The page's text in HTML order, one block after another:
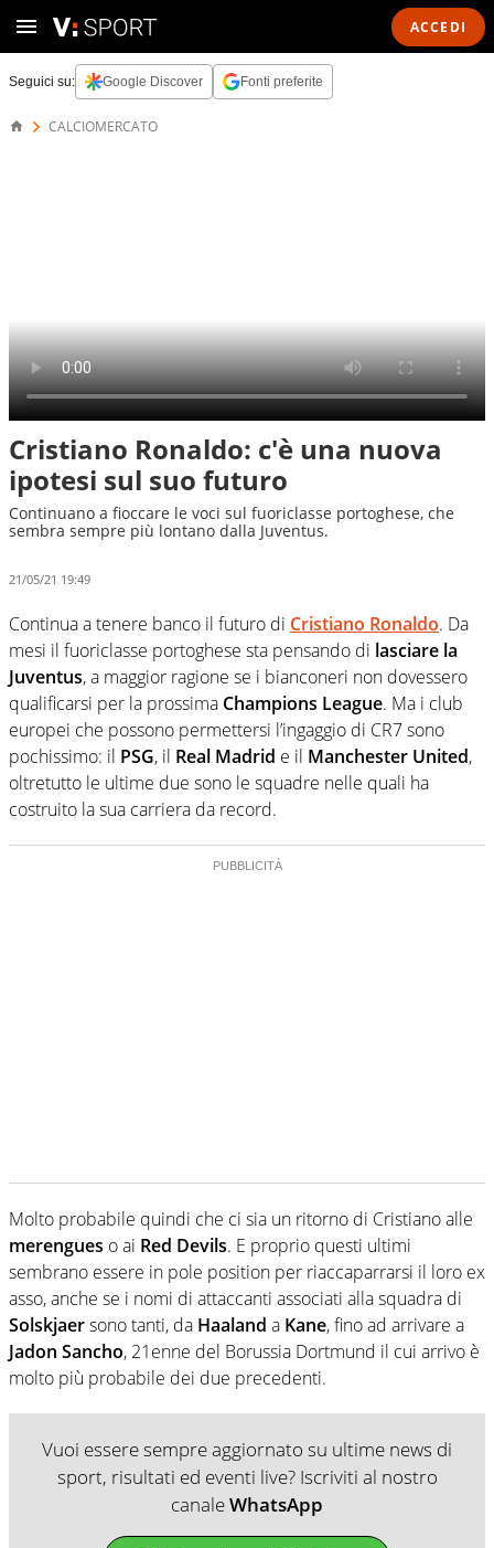
ACCEDI
Seguici su: Google Discover Fonti preferite
CALCIOMERCATO
Cristiano Ronaldo: c'è una nuova
ipotesi sul suo futuro
Continuano a fioccare le voci sul fuoriclasse portoghese, che
sembra sempre più lontano dalla Juventus.
21/05/21 19:49
Continua a tenere banco il futuro di Cristiano Ronaldo. Da
mesi il fuoriclasse portoghese sta pensando di lasciare la
Juventus, a maggior ragione se i bianconeri non dovessero
qualificarsi per la prossima Champions League. Ma i club
europei che possono permettersi l’ingaggio di CR7 sono
pochissimo: il PSG, il Real Madrid e il Manchester United,
oltretutto le ultime due sono le squadre nelle quali ha
costruito la sua carriera da record.
Molto probabile quindi che ci sia un ritorno di Cristiano alle
merengues o ai Red Devils. E proprio questi ultimi
sembrano essere in pole position per riaccaparrarsi il loro ex
asso, anche se i nomi di attaccanti associati alla squadra di
Solskjaersono tanti, da Haaland a Kane, fino ad arrivare a
Jadon Sancho, 21enne del Borussia Dortmund il cui arrivo è
molto più probabile dei due precedenti.
Vuoi essere sempre aggiornato su ultime news di
sport, risultati ed eventi live? Iscriviti al nostro
canaleWhatsApp